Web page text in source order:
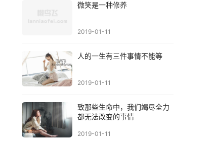
微笑是一种修养
2019-01-11
人的一生有三件事情不能等
2019-01-11
致那些生命中，我们竭尽全力
都无法改变的事情
2019-01-11